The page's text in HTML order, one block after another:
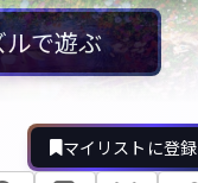
で遊ぶ
マイリストに登録